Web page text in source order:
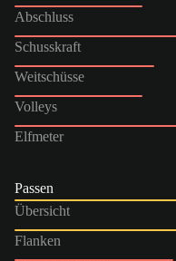
Abschluss
Schusskraft
Weitschüsse
Volleys
Elfmeter
Passen
Übersicht
Flanken